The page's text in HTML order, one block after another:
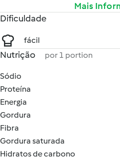
Mais
Dificuldade
fácil
Nutrição por 1 portion
Sódio
Proteína
Energia
Gordura
Fibra
Gordura saturada
Hidratos de carbono